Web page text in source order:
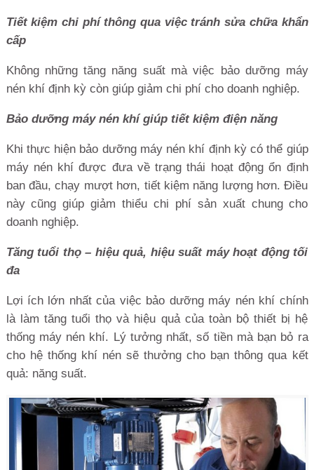
Tiết kiệm chi phí thông qua việc tránh sửa chữa khẩn
cấp
Không những tăng năng suất mà việc bảo dưỡng máy
nén khí định kỳ còn giúp giảm chi phí cho doanh nghiệp.
Bảo dưỡng máy nén khí giúp tiết kiệm điện năng
Khi thực hiện bảo dưỡng máy nén khí định kỳ có thể giúp
máy nén khí được đưa về trạng thái hoạt động ổn định
ban đầu, chạy mượt hơn, tiết kiệm năng lượng hơn. Điều
này cũng giúp giảm thiểu chi phí sản xuất chung cho
doanh nghiệp.
Tăng tuổi thọ – hiệu quả, hiệu suất máy hoạt động tối
đa
Lợi ích lớn nhất của việc bảo dưỡng máy nén khí chính
là làm tăng tuổi thọ và hiệu quả của toàn bộ thiết bị hệ
thống máy nén khí. Lý tưởng nhất, số tiền mà bạn bỏ ra
cho hệ thống khí nén sẽ thưởng cho bạn thông qua kết
quả: năng suất.